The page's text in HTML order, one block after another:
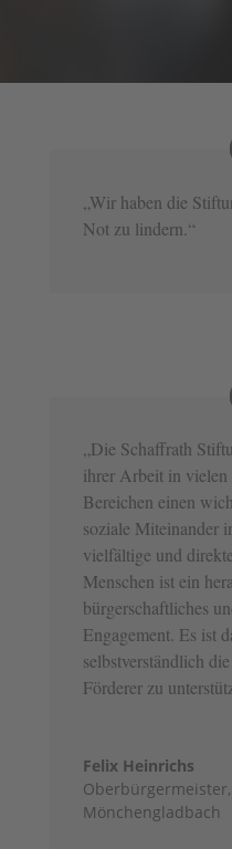
„Wir haben die
Not zu lindern.“
„Die Schaffrath
ihrer Arbeit in vielen
Bereichen einen
soziale Miteinander
vielfältige und
Menschen ist ein
bürgerschaftliches
Engagement. Es ist
selbstverständlich
Förderer zu
Felix Heinrichs
Oberbürgermeister,
Mönchengladbach